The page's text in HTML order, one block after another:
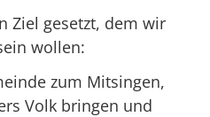
Ziel gesetzt, dem wir
wollen:
zum Mitsingen,
Volk bringen und